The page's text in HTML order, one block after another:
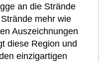
an die Strände
mehr wie
Auszeichnungen
diese Region und
einzigartigen